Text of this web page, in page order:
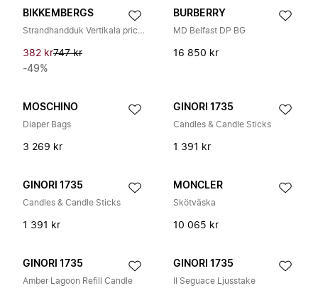
BIKKEMBERGS
Strandhandduk Vertikala prickar
382 kr747 kr
-49%
BURBERRY
MD Belfast DP BG
16 850 kr
MOSCHINO
Diaper Bags
3 269 kr
GINORI 1735
Candles & Candle Sticks
1 391 kr
GINORI 1735
Candles & Candle Sticks
1 391 kr
MONCLER
Skötväska
10 065 kr
GINORI 1735
Amber Lagoon Refill Candle
GINORI 1735
Il Seguace Ljusstake